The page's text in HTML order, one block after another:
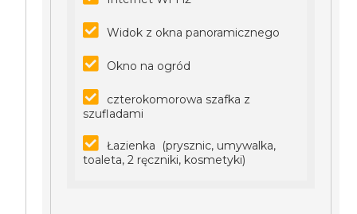
Widok z okna panoramicznego
Okno na ogród
czterokomorowa szafka z
szufladami
Łazienka (prysznic, umywalka,
toaleta, 2 ręczniki, kosmetyki)